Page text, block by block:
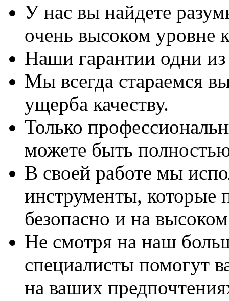
У нас вы найдете
очень высоком уровне
Наши гарантии одни
Мы всегда стараемся
ущерба качеству.
Только
можете быть
В своей работе мы
инструменты, которые
безопасно и на
Не смотря на наш
специалисты помогут
на ваших